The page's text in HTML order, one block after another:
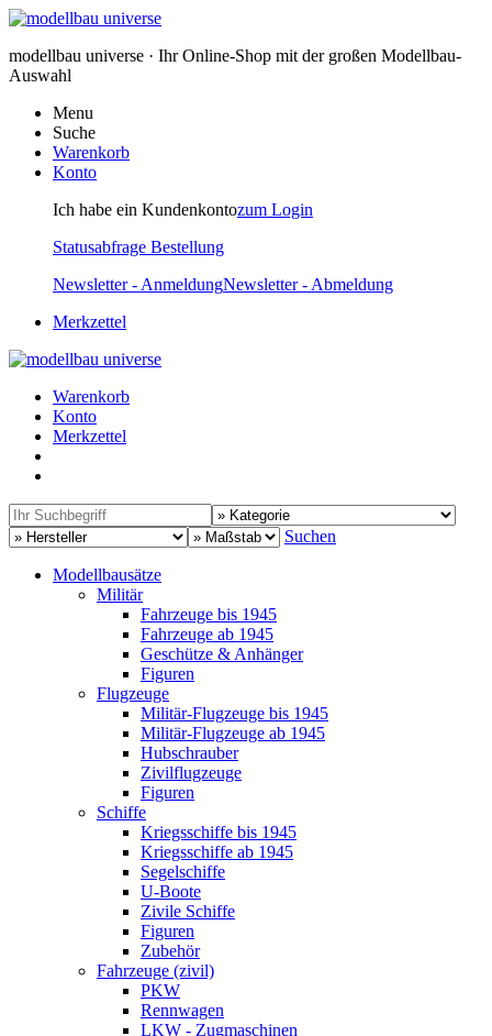
modellbau universe · Ihr Online-Shop mit der großen Modellbau-
Auswahl
Menu
Suche
Warenkorb
Konto
Ich habe ein Kundenkontozum Login
Statusabfrage Bestellung
Newsletter - AnmeldungNewsletter - Abmeldung
Merkzettel
Warenkorb
Konto
Merkzettel
Suchen
Modellbausätze
Militär
Fahrzeuge bis 1945
Fahrzeuge ab 1945
Geschütze & Anhänger
Figuren
Flugzeuge
Militär-Flugzeuge bis 1945
Militär-Flugzeuge ab 1945
Hubschrauber
Zivilflugzeuge
Figuren
Schiffe
Kriegsschiffe bis 1945
Kriegsschiffe ab 1945
Segelschiffe
U-Boote
Zivile Schiffe
Figuren
Zubehör
Fahrzeuge (zivil)
PKW
Rennwagen
LKW - Zugmaschinen